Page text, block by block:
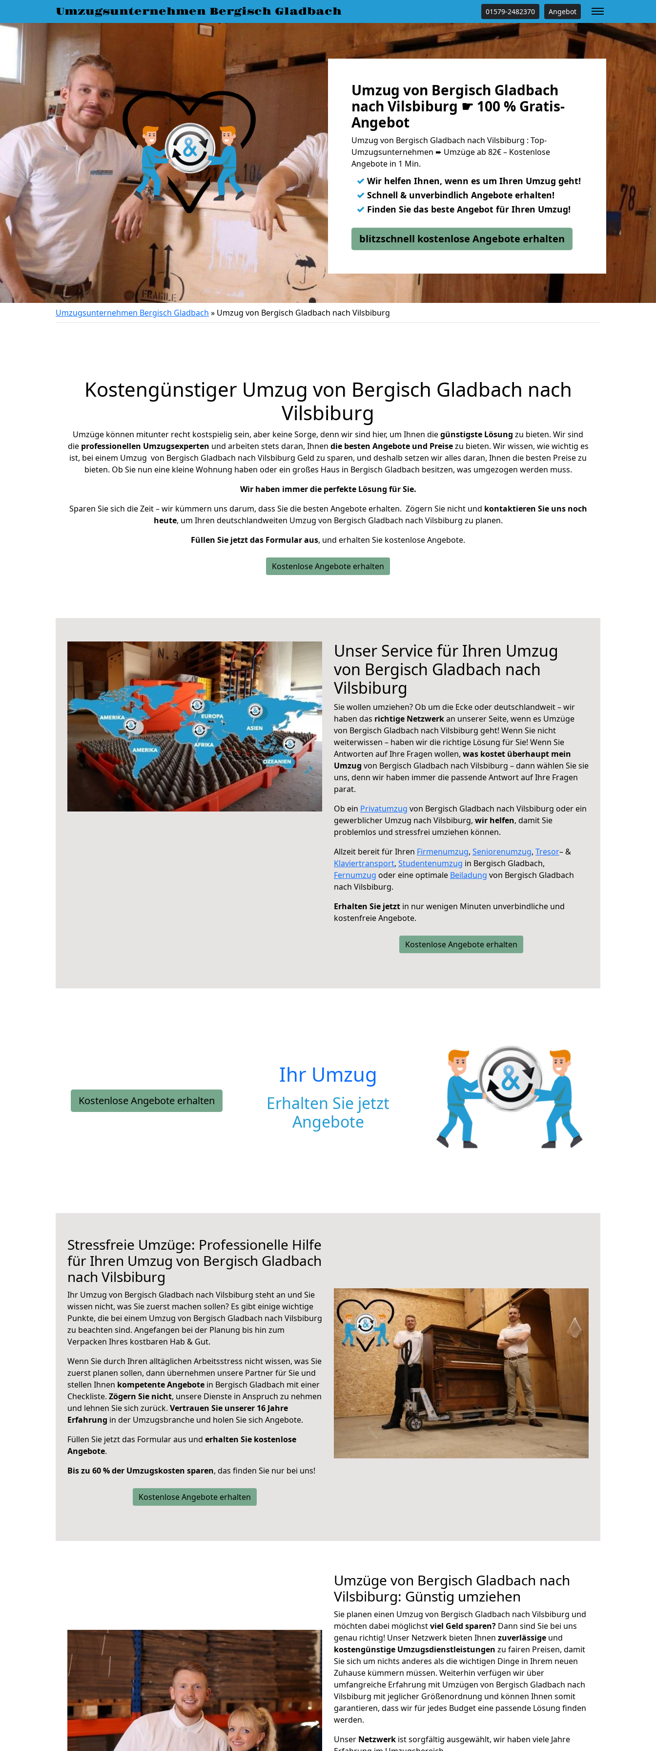
Umzugsunternehmen Bergisch Gladbach 01579-2482370 Angebot
Umzug von Bergisch Gladbach
nach Vilsbiburg ☛ 100 % Gratis-
Angebot
Umzug von Bergisch Gladbach nach Vilsbiburg : Top-
Umzugsunternehmen ➨ Umzüge ab 82€ – Kostenlose
Angebote in 1 Min.
✓ Wir helfen Ihnen, wenn es um Ihren Umzug geht!
✓ Schnell & unverbindlich Angebote erhalten!
✓ Finden Sie das beste Angebot für Ihren Umzug!
blitzschnell kostenlose Angebote erhalten
Umzugsunternehmen Bergisch Gladbach » Umzug von Bergisch Gladbach nach Vilsbiburg
Kostengünstiger Umzug von Bergisch Gladbach nach
Vilsbiburg
Umzüge können mitunter recht kostspielig sein, aber keine Sorge, denn wir sind hier, um Ihnen diegünstigste Lösung zu bieten. Wir sind
die professionellen Umzugsexperten und arbeiten stets daran, Ihnen die besten Angebote und Preisezu bieten. Wir wissen, wie wichtig es
ist, bei einem Umzug von Bergisch Gladbach nach Vilsbiburg Geld zu sparen, und deshalb setzen wir alles daran, Ihnen die besten Preise zu
bieten. Ob Sie nun eine kleine Wohnung haben oder ein großes Haus in Bergisch Gladbach besitzen, was umgezogen werden muss.
Wir haben immer die perfekte Lösung für Sie.
Sparen Sie sich die Zeit – wir kümmern uns darum, dass Sie die besten Angebote erhalten. Zögern Sie nicht und kontaktieren Sie uns noch
heute, um Ihren deutschlandweiten Umzug von Bergisch Gladbach nach Vilsbiburg zu planen.
Füllen Sie jetzt das Formular aus, und erhalten Sie kostenlose Angebote.
Kostenlose Angebote erhalten
Unser Service für Ihren Umzug
von Bergisch Gladbach nach
Vilsbiburg
Sie wollen umziehen? Ob um die Ecke oder deutschlandweit – wir
haben das richtige Netzwerkan unserer Seite, wenn es Umzüge
von Bergisch Gladbach nach Vilsbiburg geht! Wenn Sie nicht
weiterwissen – haben wir die richtige Lösung für Sie! Wenn Sie
Antworten auf Ihre Fragen wollen, was kostet überhaupt mein
Umzug von Bergisch Gladbach nach Vilsbiburg – dann wählen Sie sie
uns, denn wir haben immer die passende Antwort auf Ihre Fragen
parat.
Ob ein Privatumzug von Bergisch Gladbach nach Vilsbiburg oder ein
gewerblicher Umzug nach Vilsbiburg, wir helfen, damit Sie
problemlos und stressfrei umziehen können.
Allzeit bereit für Ihren Firmenumzug, Seniorenumzug, Tresor– &
Klaviertransport, Studentenumzug in Bergisch Gladbach,
Fernumzug oder eine optimale Beiladung von Bergisch Gladbach
nach Vilsbiburg.
Erhalten Sie jetzt in nur wenigen Minuten unverbindliche und
kostenfreie Angebote.
Kostenlose Angebote erhalten
Kostenlose Angebote erhalten
Ihr Umzug
Erhalten Sie jetzt
Angebote
Stressfreie Umzüge: Professionelle Hilfe
für Ihren Umzug von Bergisch Gladbach
nach Vilsbiburg
Ihr Umzug von Bergisch Gladbach nach Vilsbiburg steht an und Sie
wissen nicht, was Sie zuerst machen sollen? Es gibt einige wichtige
Punkte, die bei einem Umzug von Bergisch Gladbach nach Vilsbiburg
zu beachten sind. Angefangen bei der Planung bis hin zum
Verpacken Ihres kostbaren Hab & Gut.
Wenn Sie durch Ihren alltäglichen Arbeitsstress nicht wissen, was Sie
zuerst planen sollen, dann übernehmen unsere Partner für Sie und
stellen Ihnen kompetente Angebote in Bergisch Gladbach mit einer
Checkliste. Zögern Sie nicht, unsere Dienste in Anspruch zu nehmen
und lehnen Sie sich zurück. Vertrauen Sie unserer 16 Jahre
Erfahrung in der Umzugsbranche und holen Sie sich Angebote.
Füllen Sie jetzt das Formular aus und erhalten Sie kostenlose
Angebote.
Bis zu 60 % der Umzugskosten sparen, das finden Sie nur bei uns!
Kostenlose Angebote erhalten
Umzüge von Bergisch Gladbach nach
Vilsbiburg: Günstig umziehen
Sie planen einen Umzug von Bergisch Gladbach nach Vilsbiburg und
möchten dabei möglichstviel Geld sparen? Dann sind Sie bei uns
genau richtig! Unser Netzwerk bieten Ihnen zuverlässige und
kostengünstige Umzugsdienstleistungen zu fairen Preisen, damit
Sie sich um nichts anderes als die wichtigen Dinge in Ihrem neuen
Zuhause kümmern müssen. Weiterhin verfügen wir über
umfangreiche Erfahrung mit Umzügen von Bergisch Gladbach nach
Vilsbiburg mit jeglicher Größenordnung und können Ihnen somit
garantieren, dass wir für jedes Budget eine passende Lösung finden
werden.
Unser Netzwerk ist sorgfältig ausgewählt, wir haben viele Jahre